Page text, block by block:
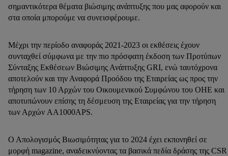
σημαντικότερα θέματα βιώσιμης ανάπτυξης που μας αφορούν και
στα οποία μπορούμε να συνεισφέρουμε.
Mέχρι την περίοδο αναφοράς 2021-2023 οι εκθέσεις έχουν
συνταχθεί σύμφωνα με την πιο πρόσφατη έκδοση των Προτύπων
Σύνταξης Εκθέσεων Βιώσιμης Ανάπτυξης GRI, ενώ ταυτόχρονα
αποτελούν και την Αναφορά Προόδου της Εταιρείας ως προς την
τήρηση των 10 Αρχών του Οικουμενικού Συμφώνου του ΟΗΕ και
αποτυπώνουν επίσης τη δέσμευση της Εταιρείας για την τήρηση
των Αρχών AA1000APS.
Ο Απολογισμός Βιωσιμότητας για το 2024 έχει εκπονηθεί σε
μορφή magazine, αναδεικνύοντας τα βασικά πεδία δράσης της CSR